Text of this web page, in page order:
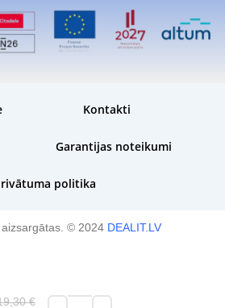
Kontakti
Garantijas noteikumi
politika
© 2024 DEALIT.LV
€